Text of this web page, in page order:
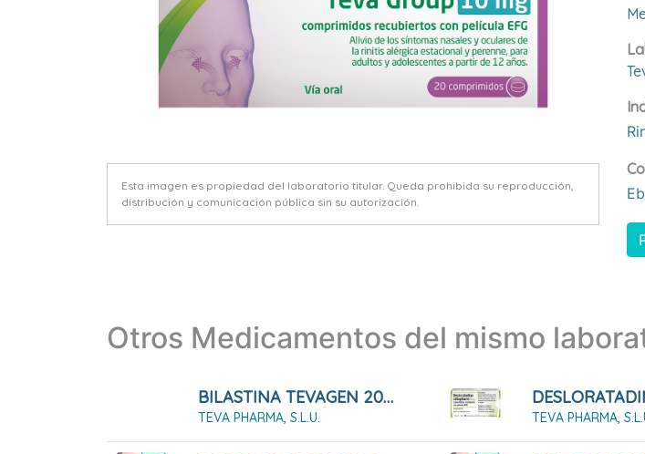
Esta imagen es propiedad del laboratorio titular. Queda prohibida su reproducción,
distribución y comunicación pública sin su autorización.
Otros Medicamentos del mismo
BILASTINA TEVAGEN 20 MG COMPRIMIDOS EFG
TEVA PHARMA, S.L.U. TEVA PHARMA,